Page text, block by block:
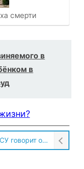
смерти
в
в
Солдат ВСУ говорит о том, чтобы продавали топливо для ремонта техники в Угледаре